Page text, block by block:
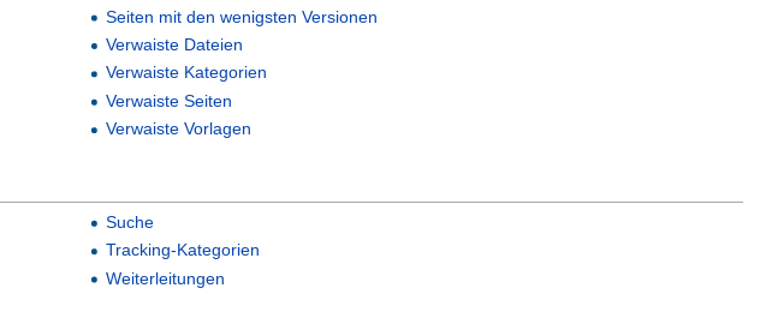
Seiten mit den wenigsten Versionen
Verwaiste Dateien
Verwaiste Kategorien
Verwaiste Seiten
Verwaiste Vorlagen
Suche
Tracking-Kategorien
Weiterleitungen